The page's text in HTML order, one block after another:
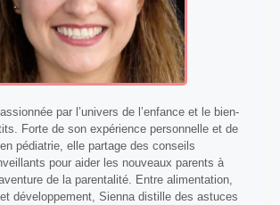
par l’univers de l’enfance et le bien-
Forte de son expérience personnelle et de
pédiatrie, elle partage des conseils
pour aider les nouveaux parents à
de la parentalité. Entre alimentation,
développement, Sienna distille des astuces